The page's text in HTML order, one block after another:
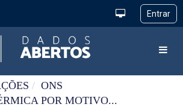
ONS
POR MOTIVO...